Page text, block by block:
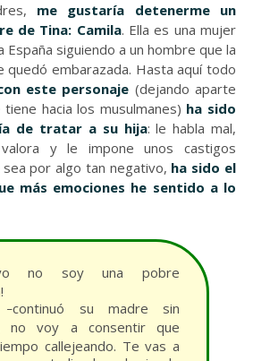
me gustaría detenerme un
de Tina: Camila. Ella es una mujer
España siguiendo a un hombre que la
quedó embarazada. Hasta aquí todo
este personaje (dejando aparte
hacia los musulmanes) ha sido
de tratar a su hija: le habla mal,
y le impone unos castigos
por algo tan negativo, ha sido el
más emociones he sentido a lo
yo no soy una pobre
–continuó su madre sin
no voy a consentir que
callejeando. Te vas a